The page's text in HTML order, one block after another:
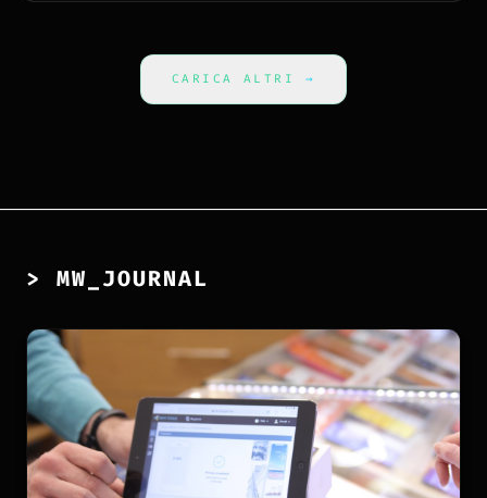
CARICA ALTRI →
> MW_JOURNAL